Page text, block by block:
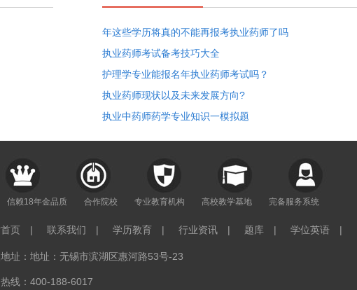
年这些学历将真的不能再报考执业药师了吗
执业药师考试备考技巧大全
护理学专业能报名年执业药师考试吗？
执业药师现状以及未来发展方向?
执业中药师药学专业知识一模拟题
信赖18年金品质 合作院校 专业教育机构 高校教学基地 完备服务系统
页 | 联系我们 | 学历教育 | 行业资讯 | 题库 | 学位英语 |
址：地址：无锡市滨湖区惠河路53号-23
线：400-188-6017